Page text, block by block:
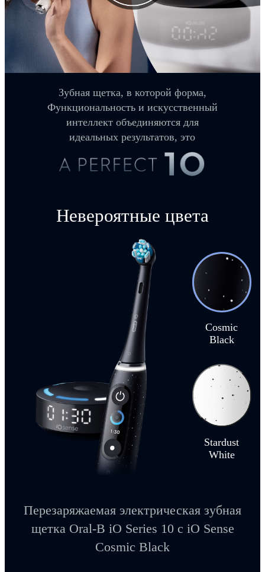
Зубная щетка, в которой форма,
Функциональность и искусственный
интеллект объединяются для
идеальных результатов, это
Невероятные цвета
Cosmic
Black
Stardust
White
Перезаряжаемая электрическая зубная
щетка Oral-B iO Series 10 с iO Sense
Cosmic Black